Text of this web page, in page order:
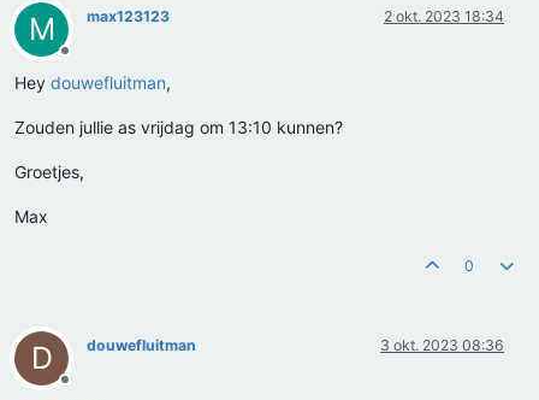
M
Offline
max123123 2 okt. 2023 18:34
Hey douwefluitman,
Zouden jullie as vrijdag om 13:10 kunnen?
Groetjes,
Max
0
D
Offline
douwefluitman 3 okt. 2023 08:36